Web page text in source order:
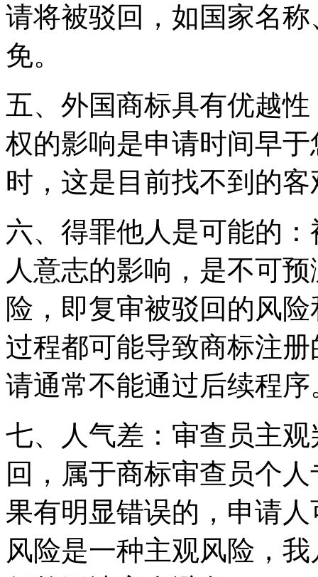
请将被驳回，如国家名
免。
五、外国商标具有优越
权的影响是申请时间早
时，这是目前找不到的
六、得罪他人是可能的
人意志的影响，是不可
险，即复审被驳回的风
过程都可能导致商标注
请通常不能通过后续程序
七、人气差：审查员主
回，属于商标审查员个
果有明显错误的，申请
风险是一种主观风险，